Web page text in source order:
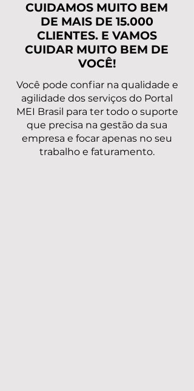
CUIDAMOS MUITO BEM
DE MAIS DE 15.000
CLIENTES. E VAMOS
CUIDAR MUITO BEM DE
VOCÊ!
Você pode confiar na qualidade e
agilidade dos serviços do Portal
MEI Brasil para ter todo o suporte
que precisa na gestão da sua
empresa e focar apenas no seu
trabalho e faturamento.